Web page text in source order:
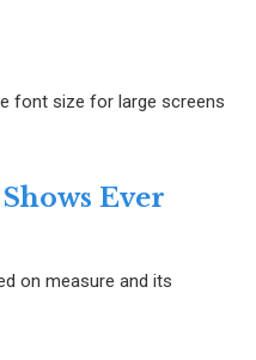
font size for large screens
Ever
on measure and its